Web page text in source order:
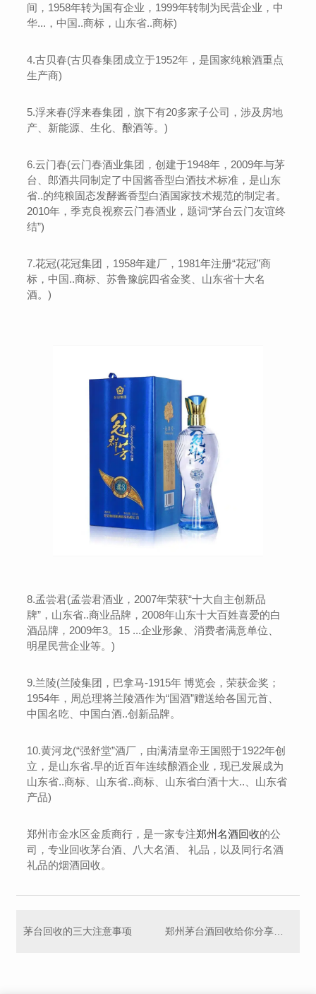
间，1958年转为国有企业，1999年转制为民营企业，中
华...，中国..商标，山东省..商标)
4.古贝春(古贝春集团成立于1952年，是国家纯粮酒重点
生产商)
5.浮来春(浮来春集团，旗下有20多家子公司，涉及房地
产、新能源、生化、酿酒等。)
6.云门春(云门春酒业集团，创建于1948年，2009年与茅
台、郎酒共同制定了中国酱香型白酒技术标准，是山东
省..的纯粮固态发酵酱香型白酒国家技术规范的制定者。
2010年，季克良视察云门春酒业，题词“茅台云门友谊终
结”)
7.花冠(花冠集团，1958年建厂，1981年注册“花冠”商
标，中国..商标、苏鲁豫皖四省金奖、山东省十大名
酒。)
8.孟尝君(孟尝君酒业，2007年荣获“十大自主创新品
牌”，山东省..商业品牌，2008年山东十大百姓喜爱的白
酒品牌，2009年3。15 ...企业形象、消费者满意单位、
明星民营企业等。)
9.兰陵(兰陵集团，巴拿马-1915年 博览会，荣获金奖；
1954年，周总理将兰陵酒作为“国酒”赠送给各国元首、
中国名吃、中国白酒..创新品牌。
10.黄河龙(“强舒堂”酒厂，由满清皇帝王国熙于1922年创
立，是山东省.早的近百年连续酿酒企业，现已发展成为
山东省..商标、山东省..商标、山东省白酒十大..、山东省
产品)
郑州市金水区金质商行，是一家专注郑州名酒回收的公
司，专业回收茅台酒、八大名酒、 礼品，以及同行名酒
礼品的烟酒回收。
茅台回收的三大注意事项